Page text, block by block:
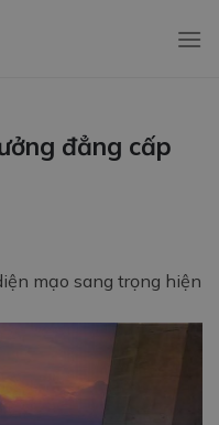
đẳng cấp
mạo sang trọng hiện